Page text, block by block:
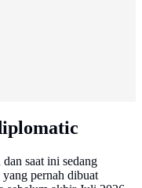
saat ini sedang
pernah dibuat